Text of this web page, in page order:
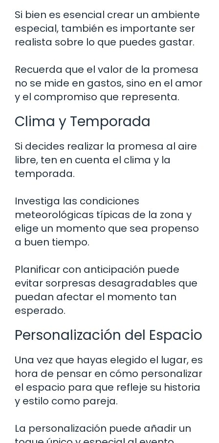
Si bien es esencial crear un ambiente
especial, también es importante ser
realista sobre lo que puedes gastar.
Recuerda que el valor de la promesa
no se mide en gastos, sino en el amor
y el compromiso que representa.
Clima y Temporada
Si decides realizar la promesa al aire
libre, ten en cuenta el clima y la
temporada.
Investiga las condiciones
meteorológicas típicas de la zona y
elige un momento que sea propenso
a buen tiempo.
Planificar con anticipación puede
evitar sorpresas desagradables que
puedan afectar el momento tan
esperado.
Personalización del Espacio
Una vez que hayas elegido el lugar, es
hora de pensar en cómo personalizar
el espacio para que refleje su historia
y estilo como pareja.
La personalización puede añadir un